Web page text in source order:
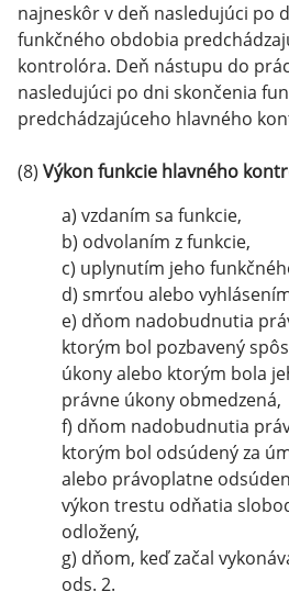
najneskôr v deň nasledujúci po
funkčného obdobia
kontrolóra. Deň nástupu do
nasledujúci po dni skončenia
predchádzajúceho hlavného
(8) Výkon funkcie hlavného
a) vzdaním sa funkcie,
b) odvolaním z funkcie,
c) uplynutím jeho
d) smrťou alebo
e) dňom nadobudnutia
ktorým bol pozbavený
úkony alebo ktorým bola
právne úkony obmedzená,
f) dňom nadobudnutia
ktorým bol odsúdený za
alebo právoplatne
výkon trestu odňatia
odložený,
g) dňom, keď začal
ods. 2.